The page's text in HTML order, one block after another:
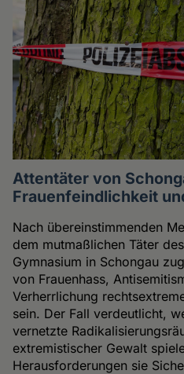
Attentäter von
Frauenfeindlichkeit
Nach übereinstimmenden
dem mutmaßlichen Täter
Gymnasium in Schongau
von Frauenhass,
Verherrlichung
sein. Der Fall verdeutlicht,
vernetzte
extremistischer Gewalt
Herausforderungen sie